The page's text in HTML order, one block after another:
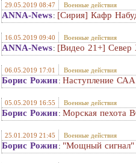
29.05.2019 08:47 Военные действия
ANNA-News: [Сирия] Кафр
16.05.2019 09:40 Военные действия
ANNA-News: [Видео 21+] Север
06.05.2019 17:01 Военные действия
Борис Рожин: Наступление
05.05.2019 16:55 Военные действия
Борис Рожин: Морская пехота
25.01.2019 21:45 Военные действия
Борис Рожин: "Мощный сигнал"